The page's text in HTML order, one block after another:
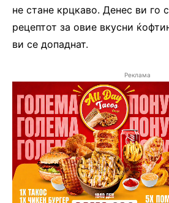
не стане крцкаво. Денес ви го
рецептот за овие вкусни
ви се допаднат.
Реклама